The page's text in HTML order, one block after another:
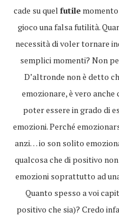
cade su quel futilemomento
gioco una falsa futilità.
necessità di voler tornare
semplici momenti? Non
D’altronde non è detto
emozionare, è vero
poter essere in grado di
emozioni. Perché
anzi… io son solito
qualcosa che di positivo
emozioni soprattutto ad
Quanto spesso a voi
positivo che sia)? Credo